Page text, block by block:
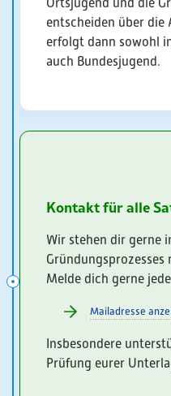
Ortsjugend und die
entscheiden über die
erfolgt dann sowohl
auch Bundesjugend.
Kontakt für alle
Wir stehen dir gerne
Gründungsprozesses
Melde dich gerne
Mailadresse
Insbesondere
Prüfung eurer